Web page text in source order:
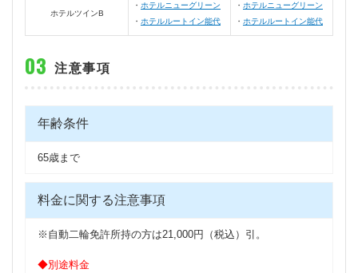
ホテルツインB
ホテルニューグリーン
ホテルルートイン能代
ホテルニューグリーン
ホテルルートイン能代
注意事項
年齢条件
65歳まで
料金に関する注意事項
※自動二輪免許所持の方は21,000円（税込）引。
◆別途料金